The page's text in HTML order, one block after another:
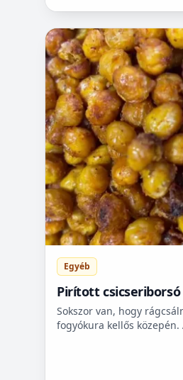
Egyéb
Pirított csicseriborsó
Sokszor van, hogy
fogyókura kellős